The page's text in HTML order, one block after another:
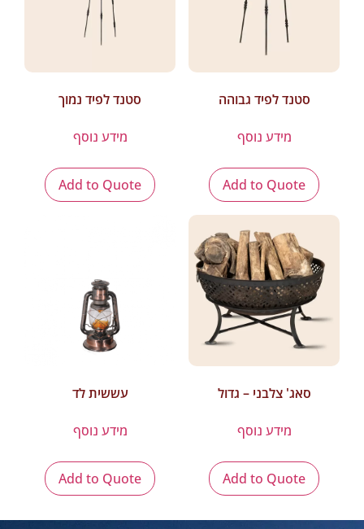
סטנד לפיד גבוהה
מידע נוסף
Add to Quote
סטנד לפיד נמוך
מידע נוסף
Add to Quote
סאג' צלבני – גדול
מידע נוסף
Add to Quote
עששית לד
מידע נוסף
Add to Quote